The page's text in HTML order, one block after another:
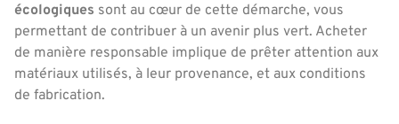
écologiques sont au cœur de cette démarche, vous
permettant de contribuer à un avenir plus vert. Acheter
de manière responsable implique de prêter attention aux
matériaux utilisés, à leur provenance, et aux conditions
de fabrication.